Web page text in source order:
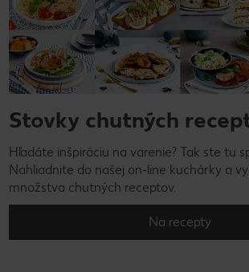
Stovky chutných
Hľadáte inšpiráciu na varenie? Tak ste tu
Nahliadnite do našej on-line kuchárky a
množstva chutných receptov.
Na recepty